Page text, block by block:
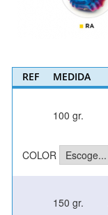
REF MEDIDA
100 gr.
COLOR
150 gr.